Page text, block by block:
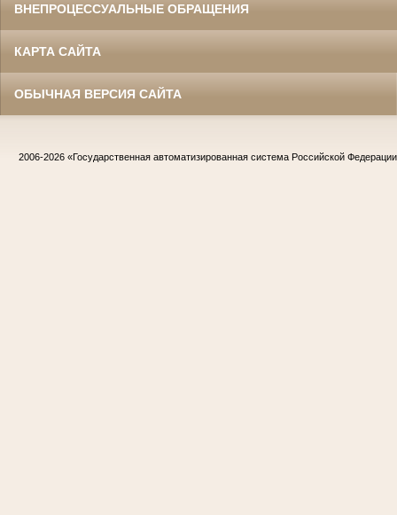
ВНЕПРОЦЕССУАЛЬНЫЕ ОБРАЩЕНИЯ
КАРТА САЙТА
ОБЫЧНАЯ ВЕРСИЯ САЙТА
2006-2026 «Государственная автоматизированная система Российской